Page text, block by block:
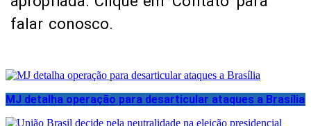
falar conosco.
MJ detalha operação para desarticular ataques a Brasília